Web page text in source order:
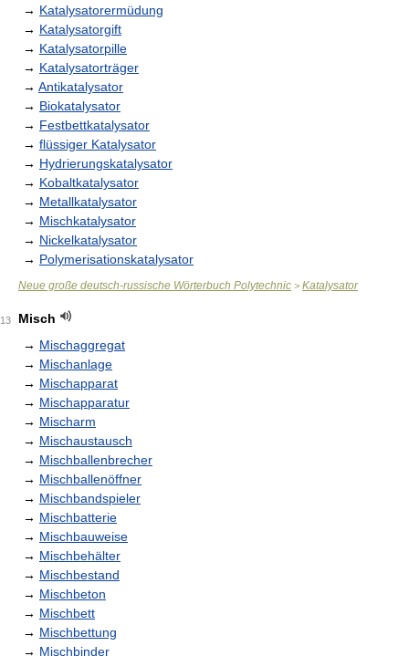
→ Katalysatorermüdung
→ Katalysatorgift
→ Katalysatorpille
→ Katalysatorträger
→ Antikatalysator
→ Biokatalysator
→ Festbettkatalysator
→ flüssiger Katalysator
→ Hydrierungskatalysator
→ Kobaltkatalysator
→ Metallkatalysator
→ Mischkatalysator
→ Nickelkatalysator
→ Polymerisationskatalysator
Neue große deutsch-russische Wörterbuch Polytechnic > Katalysator
13
Misch
→ Mischaggregat
→ Mischanlage
→ Mischapparat
→ Mischapparatur
→ Mischarm
→ Mischaustausch
→ Mischballenbrecher
→ Mischballenöffner
→ Mischbandspieler
→ Mischbatterie
→ Mischbauweise
→ Mischbehälter
→ Mischbestand
→ Mischbeton
→ Mischbett
→ Mischbettung
→ Mischbinder